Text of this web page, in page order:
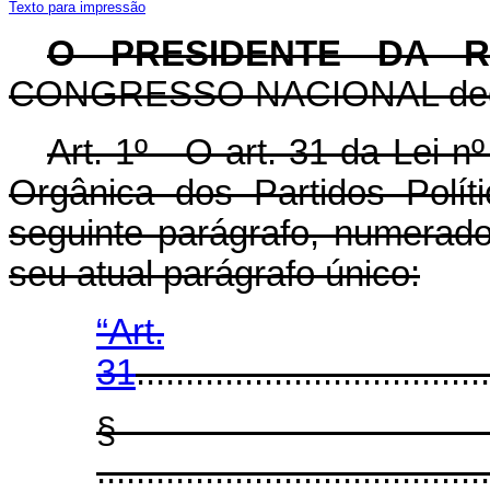
Texto para impressão
O PRESIDENTE DA
CONGRESSO NACIONAL
Art. 1º - O art. 31 da Lei
Orgânica dos Partidos
seguinte parágrafo,
seu atual parágrafo único:
“Art.
31
§